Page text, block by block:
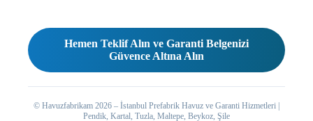
Hemen Teklif Alın ve Garanti Belgenizi
Güvence Altına Alın
© Havuzfabrikam 2026 – İstanbul Prefabrik Havuz ve Garanti Hizmetleri |
Pendik, Kartal, Tuzla, Maltepe, Beykoz, Şile